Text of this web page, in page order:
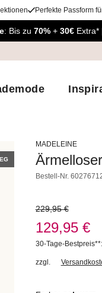
Perfekte Passform
: Bis zu 70% + 30€ Extra*
MADELEINE
Bestell-Nr.
229,95 €
129,95 €
30-Tage-
zzgl.